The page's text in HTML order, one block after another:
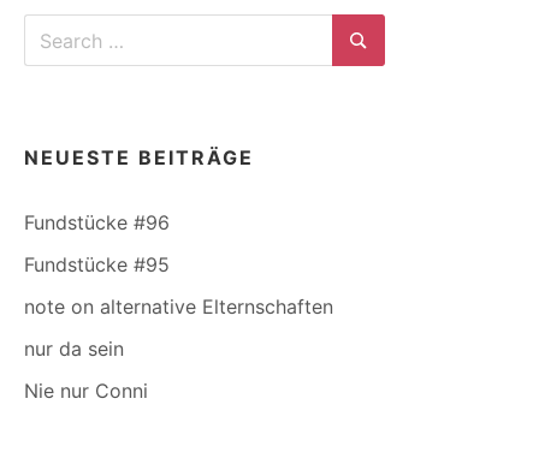
Search
for:
Search
NEUESTE BEITRÄGE
Fundstücke #96
Fundstücke #95
note on alternative Elternschaften
nur da sein
Nie nur Conni